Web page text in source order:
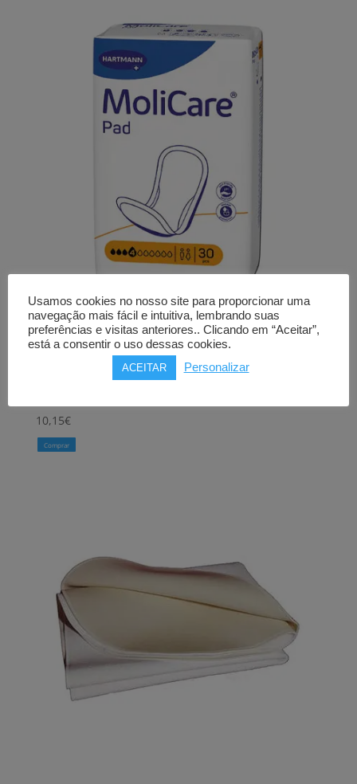
Pensos
MOLICARE PAD
10,15€
Comprar
Usamos cookies no nosso site para proporcionar uma
navegação mais fácil e intuitiva, lembrando suas
preferências e visitas anteriores.. Clicando em “Aceitar”,
está a consentir o uso dessas cookies.
ACEITAR Personalizar